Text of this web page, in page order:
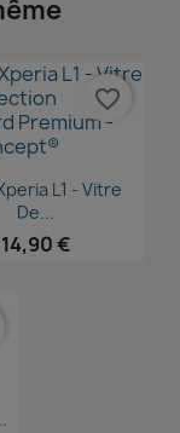
rapide
L1 - Vitre
De...
14,90 €
favorite_border